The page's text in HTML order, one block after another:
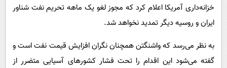
بین الملل
خزانه‌داری آمریکا اعلام کرد که مجوز لغو یک ماهه تحریم نفت شناور
ایران و روسیه دیگر تمدید نخواهد شد.
به نظر می‌رسد که واشنگتن همچنان نگران افزایش قیمت نفت است و
گفته می‌شود این اقدام را تحت فشار کشورهای آسیایی متضرر از